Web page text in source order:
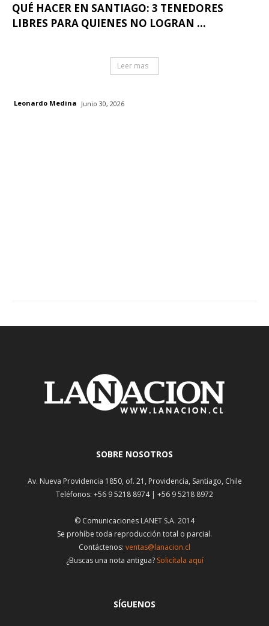
QUÉ HACER EN SANTIAGO: 3 TENEDORES
LIBRES PARA QUIENES NO LOGRAN ...
Leer mas
Leonardo Medina Junio 30, 2026
SOBRE NOSOTROS
Av. Nueva Providencia 1850, of. 21, Providencia, Santiago, Chile
Teléfonos: +56 9 5218 8974 | +56 9 5218 8972
© Comunicaciones LANET S.A. 2014
Se prohíbe toda reproducción total o parcial.
Contáctenos: ventas@lanacion.cl
¿Buscas una nota antigua? Solicítala aquí
SÍGUENOS